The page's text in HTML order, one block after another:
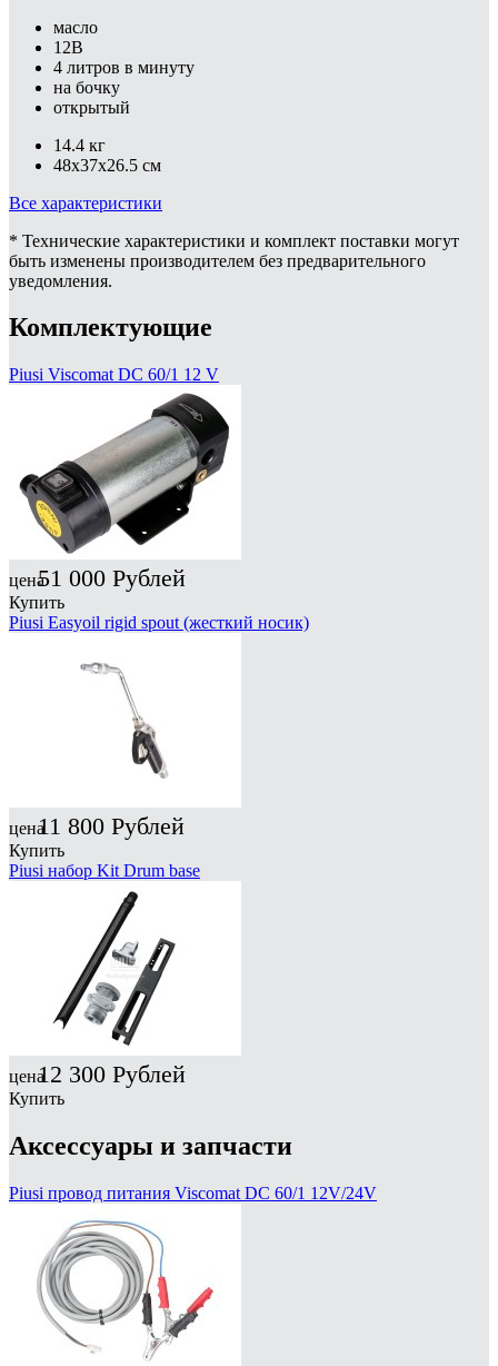
масло
12В
4 литров в минуту
на бочку
открытый
14.4 кг
48x37x26.5 см
Все характеристики
* Технические характеристики и комплект поставки могут
быть изменены производителем без предварительного
уведомления.
Комплектующие
Piusi Viscomat DC 60/1 12 V
цена51 000 Рублей
Купить
Piusi Easyoil rigid spout (жесткий носик)
цена11 800 Рублей
Купить
Piusi набор Kit Drum base
цена12 300 Рублей
Купить
Аксессуары и запчасти
Piusi провод питания Viscomat DC 60/1 12V/24V